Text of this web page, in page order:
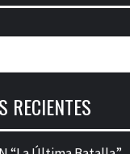
RECIENTES